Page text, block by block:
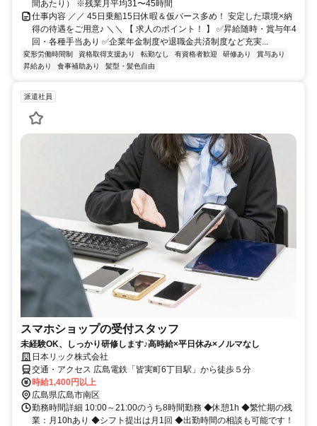
間あたり） ※残業月平均31〜45時間
仕事内容 ／／ 45日乗船15日休暇＆仮バース多め！ 安定した環境×納
得の待遇をご用意♪ ＼＼ 【 求人のポイント！ 】 ✅昇給随時・賞与年4
回・各種手当あり ✅企業年金制度や退職金共済制度など充実...
変形労働時間制 資格取得支援あり 転勤なし 有資格者歓迎 研修あり
賞与あり
昇給あり
食事補助あり 髪型・髪色自由
派遣社員
スマホショップの受付スタッフ
未経験OK、しっかり研修します♪高時給×平日休み×ノルマなし
日本リック株式会社
交通・アクセス 広島電鉄「皆実町6丁目駅」から徒歩５分
時給1,400円以上
広島県広島市南区
勤務時間詳細 10:00～21:00のうち8時間勤務 ◆休憩1h ◆繁忙期の残
業：月10hあり ◆シフト提出は月1回 ◆出勤時間の相談も可能です！